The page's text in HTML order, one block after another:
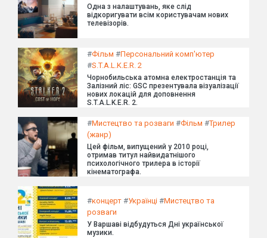
Одна з налаштувань, яке слід
відкоригувати всім користувачам нових
телевізорів.
#Фільм #Персональний комп'ютер
#S.T.A.L.K.E.R. 2
Чорнобильська атомна електростанція та
Залізний ліс: GSC презентувала візуалізації
нових локацій для доповнення
S.T.A.L.K.E.R. 2.
#Мистецтво та розваги #Фільм #Трилер
(жанр)
Цей фільм, випущений у 2010 році,
отримав титул найвидатнішого
психологічного трилера в історії
кінематографа.
#концерт #Українці #Мистецтво та
розваги
У Варшаві відбудуться Дні української
музики.